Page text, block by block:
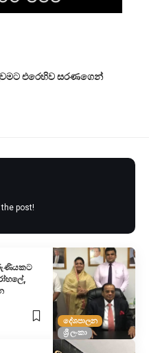
එරෙහිව සරණගෙන්
post!
දේශපාලන
ශ්‍රී ලංකා